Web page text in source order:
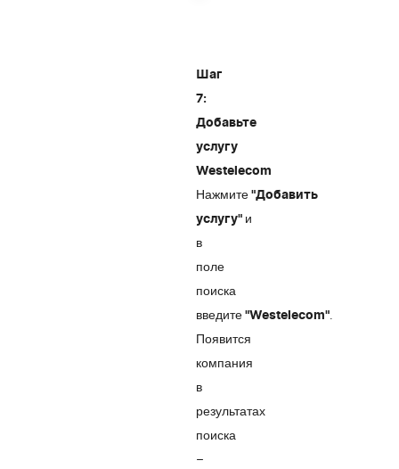
Шаг
7:
Добавьте
услугу
Westelecom
Нажмите "Добавить
услугу" и
в
поле
поиска
введите "Westelecom".
Появится
компания
в
результатах
поиска
–